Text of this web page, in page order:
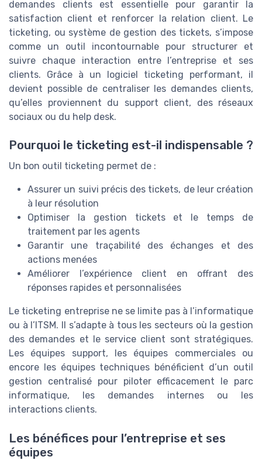
demandes clients est essentielle pour garantir la
satisfaction client et renforcer la relation client. Le
ticketing, ou système de gestion des tickets, s’impose
comme un outil incontournable pour structurer et
suivre chaque interaction entre l’entreprise et ses
clients. Grâce à un logiciel ticketing performant, il
devient possible de centraliser les demandes clients,
qu’elles proviennent du support client, des réseaux
sociaux ou du help desk.
Pourquoi le ticketing est-il indispensable ?
Un bon outil ticketing permet de :
Assurer un suivi précis des tickets, de leur création
à leur résolution
Optimiser la gestion tickets et le temps de
traitement par les agents
Garantir une traçabilité des échanges et des
actions menées
Améliorer l’expérience client en offrant des
réponses rapides et personnalisées
Le ticketing entreprise ne se limite pas à l’informatique
ou à l’ITSM. Il s’adapte à tous les secteurs où la gestion
des demandes et le service client sont stratégiques.
Les équipes support, les équipes commerciales ou
encore les équipes techniques bénéficient d’un outil
gestion centralisé pour piloter efficacement le parc
informatique, les demandes internes ou les
interactions clients.
Les bénéfices pour l’entreprise et ses
équipes